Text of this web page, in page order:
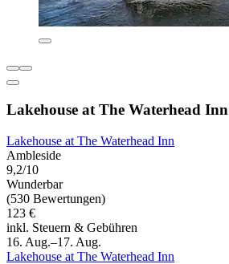
Lakehouse at The Waterhead Inn
Lakehouse at The Waterhead Inn
Ambleside
9,2/10
Wunderbar
(530 Bewertungen)
123 €
inkl. Steuern & Gebühren
16. Aug.–17. Aug.
Lakehouse at The Waterhead Inn